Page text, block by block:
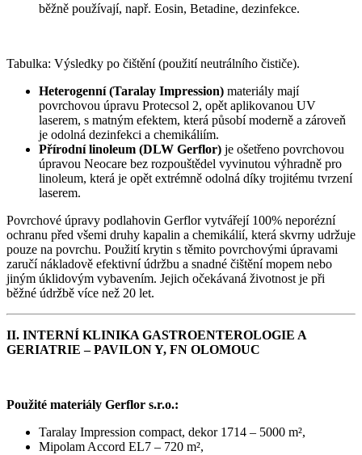
běžně používají, např. Eosin, Betadine, dezinfekce.
Tabulka: Výsledky po čištění (použití neutrálního čističe).
Heterogenní (Taralay Impression) materiály mají
povrchovou úpravu Protecsol 2, opět aplikovanou UV
laserem, s matným efektem, která působí moderně a zároveň
je odolná dezinfekci a chemikáliím.
Přírodní linoleum (DLW Gerflor) je ošetřeno povrchovou
úpravou Neocare bez rozpouštědel vyvinutou výhradně pro
linoleum, která je opět extrémně odolná díky trojitému tvrzení
laserem.
Povrchové úpravy podlahovin Gerflor vytvářejí 100% neporézní
ochranu před všemi druhy kapalin a chemikálií, která skvrny udržuje
pouze na povrchu. Použití krytin s těmito povrchovými úpravami
zaručí nákladově efektivní údržbu a snadné čištění mopem nebo
jiným úklidovým vybavením. Jejich očekávaná životnost je při
běžné údržbě více než 20 let.
II. INTERNÍ KLINIKA GASTROENTEROLOGIE A
GERIATRIE – PAVILON Y, FN OLOMOUC
Použité materiály Gerflor s.r.o.:
Taralay Impression compact, dekor 1714 – 5000 m²,
Mipolam Accord EL7 – 720 m²,